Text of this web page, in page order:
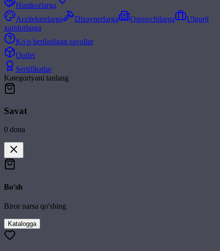
Hamkorlarga
Arxitektorlarga
Dizaynerlarga Quruvchilarga
Ulgurji
xaridorlarga
Ko'p beriladigan savollar
Outlet
Sertifikatlar
Kategoriyani tanlang
Savat
0 dona
Bo'sh
Biror narsa qo'shing
Katalogga